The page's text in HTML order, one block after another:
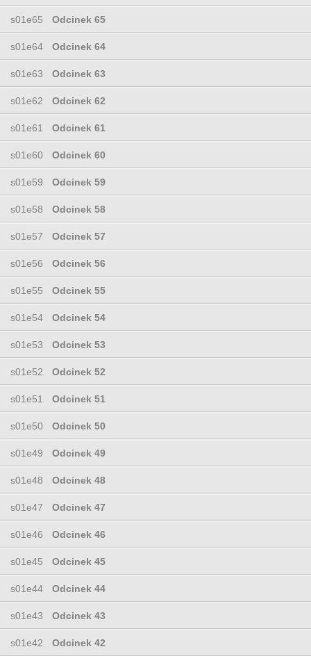
s01e65 Odcinek 65
s01e64 Odcinek 64
s01e63 Odcinek 63
s01e62 Odcinek 62
s01e61 Odcinek 61
s01e60 Odcinek 60
s01e59 Odcinek 59
s01e58 Odcinek 58
s01e57 Odcinek 57
s01e56 Odcinek 56
s01e55 Odcinek 55
s01e54 Odcinek 54
s01e53 Odcinek 53
s01e52 Odcinek 52
s01e51 Odcinek 51
s01e50 Odcinek 50
s01e49 Odcinek 49
s01e48 Odcinek 48
s01e47 Odcinek 47
s01e46 Odcinek 46
s01e45 Odcinek 45
s01e44 Odcinek 44
s01e43 Odcinek 43
s01e42 Odcinek 42